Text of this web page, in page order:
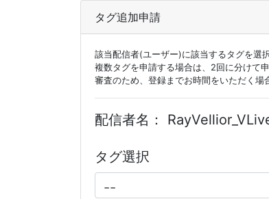
タグ追加申請
該当配信者(ユーザー)に該当するタグを選
複数タグを申請する場合は、2回に分けて
審査のため、登録までお時間をいただく場
配信者名：
タグ選択